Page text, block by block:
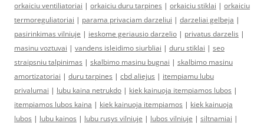
orkaiciu ventiliatoriai | orkaiciu duru tarpines | orkaiciu stiklai | orkaiciu
termoreguliatoriai | parama privaciam darzeliui | darzeliai gelbeja |
pasirinkimas vilniuje | ieskome geriausio darzelio | privatus darzelis |
masinu voztuvai | vandens isleidimo siurbliai | duru stiklai | seo
straipsniu talpinimas | skalbimo masinu bugnai | skalbimo masinu
amortizatoriai | duru tarpines | cbd aliejus | itempiamu lubu
privalumai | lubu kaina netrukdo | kiek kainuoja itempiamos lubos |
itempiamos lubos kaina | kiek kainuoja itempiamos | kiek kainuoja
lubos | lubu kainos | lubu rusys vilniuje | lubos vilniuje | siltnamiai |